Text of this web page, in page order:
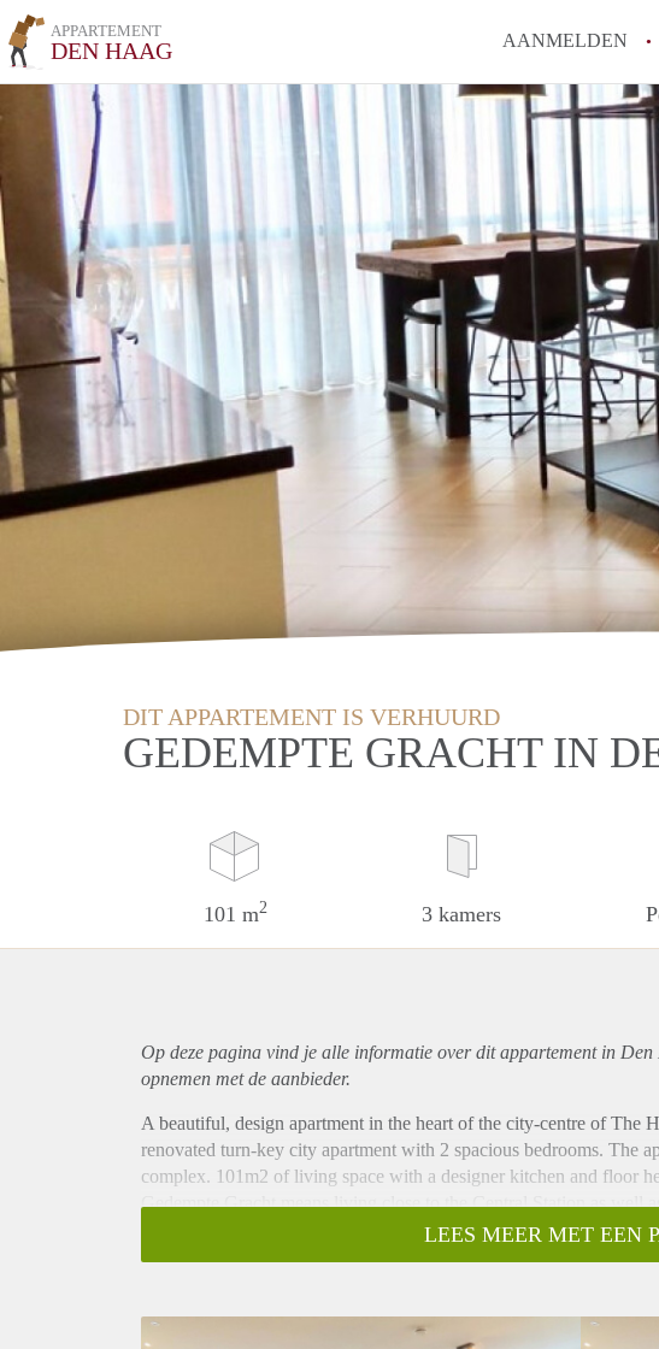
APPARTEMENT
DEN HAAG AANMELDEN
DIT APPARTEMENT IS VERHUURD
GEDEMPTE GRACHT IN
101 m2 3 kamers
Op deze pagina vind je alle informatie over ditappartementin Den
opnemen met de aanbieder.
A beautiful, design apartment in the heart of the city-centre of The
renovated turn-key city apartment with 2 spacious bedrooms. The
complex. 101m2 of living space with a designer kitchen and floor
Gedempte Gracht means living close to the Central Station as well
Shared entrance on ground floor with elevator to the first floor.
Spacious master bedroom with double bed and closet. 2nd
LEES MEER MET EEN